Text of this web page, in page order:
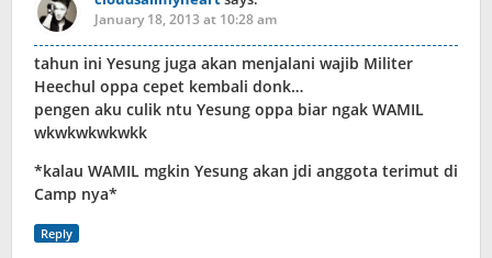
January 18, 2013 at 10:28 am
tahun ini Yesung juga akan menjalani wajib Militer
Heechul oppa cepet kembali donk…
pengen aku culik ntu Yesung oppa biar ngak WAMIL
wkwkwkwkwkk
*kalau WAMIL mgkin Yesung akan jdi anggota terimut di
Camp nya*
Reply